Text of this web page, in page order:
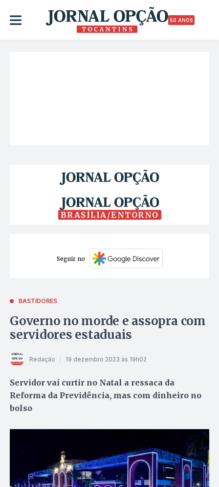
50 ANOS
BRASÍLIA/ENTORNO
Seguir no
BASTIDORES
Governo no morde e assopra com
servidores estaduais
Redação 19 dezembro 2023 às 19h02
Servidor vai curtir no Natal a ressaca da
Reforma da Previdência, mas com dinheiro no
bolso